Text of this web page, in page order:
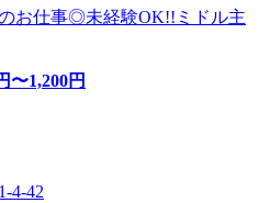
お仕事◎未経験OK!!ミドル主
〜1,200円
4-42